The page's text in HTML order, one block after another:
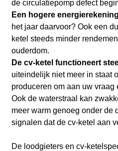
de circulatiepomp defect
Een hogere energierekening
het jaar daarvoor? Ook een
ketel steeds minder
ouderdom.
De cv-ketel functioneert
uiteindelijk niet meer in staat
produceren om aan uw vraag
Ook de waterstraal kan
meer warm genoeg onder de
signalen dat de cv-ketel aan
De loodgieters en cv-